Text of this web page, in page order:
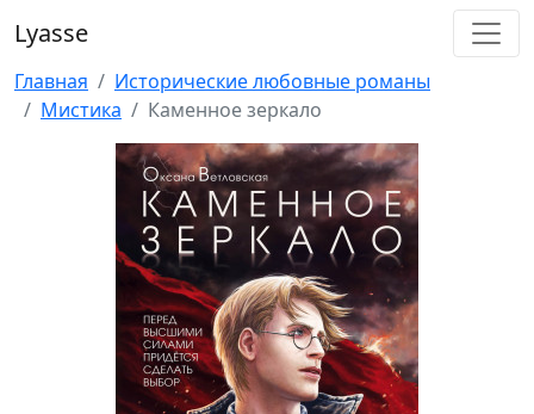
Lyasse
Главная
Исторические любовные романы
Мистика
Каменное зеркало